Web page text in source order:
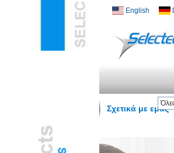
English
Σχετικά με εμάς